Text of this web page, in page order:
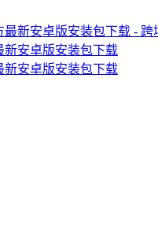
新安卓版安装包下载
新安卓版安装包下载